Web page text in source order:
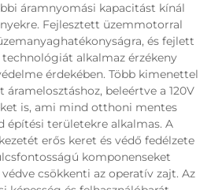
áramnyomási kapacitást kínál
Fejlesztett üzemmotorral
és fejlett
alkalmaz érzékeny
érdekében. Több kimenettel
beleértve a 120V
is, ami mind otthoni mentes
építési területekre alkalmas. A
erős keret és védő fedélzete
komponenseket
csökkenti az operatív zajt. Az